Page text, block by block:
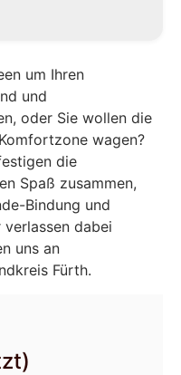
um Ihren
und
oder Sie wollen die
wagen?
die
Spaß zusammen,
Bindung und
dabei
uns an
Fürth.